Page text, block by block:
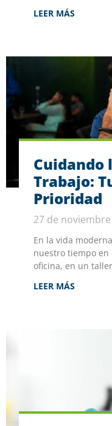
LEER MÁS
Cuidando
Trabajo:
Prioridad
27 de
En la vida
nuestro tiempo en
oficina, en un
LEER MÁS